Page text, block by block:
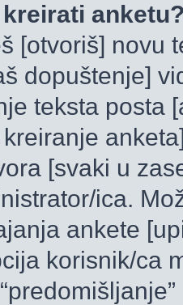
[otvoriš] novu
dopuštenje]
teksta posta
[svaki u
ica.
ankete
korisnik/ca